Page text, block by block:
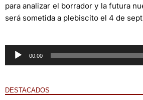
para analizar el borrador y la futura
será sometida a plebiscito el 4 de
Reproductor
00:00
DESTACADOS